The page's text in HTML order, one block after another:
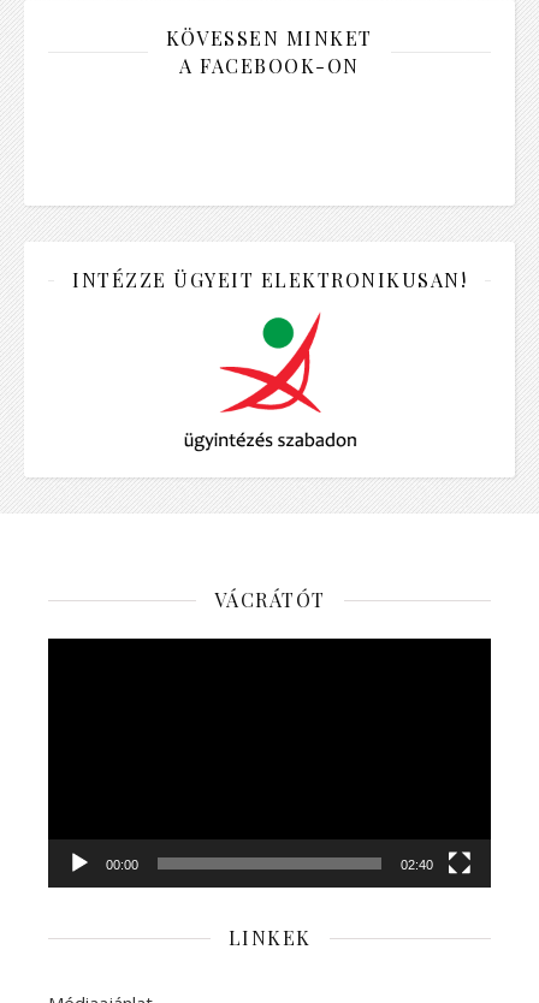
KÖVESSEN MINKET
A FACEBOOK-ON
INTÉZZE ÜGYEIT ELEKTRONIKUSAN!
VÁCRÁTÓT
00:00 02:40
LINKEK